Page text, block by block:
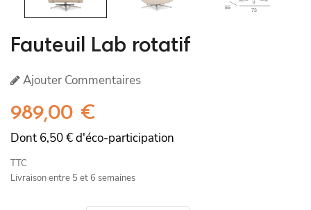
Fauteuil Lab rotatif
Ajouter Commentaires
989,00 €
Dont 6,50 € d'éco-participation
TTC
Livraison entre 5 et 6 semaines